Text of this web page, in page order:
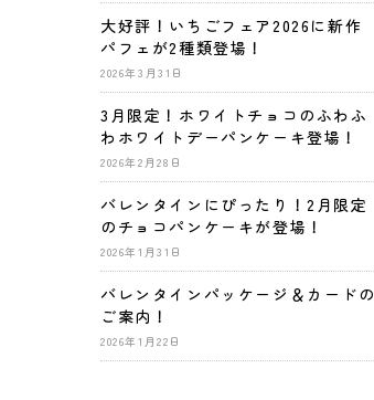
大好評！いちごフェア2026に新作
パフェが2種類登場！
2026年3月31日
3月限定！ホワイトチョコのふわふ
わホワイトデーパンケーキ登場！
2026年2月28日
バレンタインにぴったり！2月限定
のチョコパンケーキが登場！
2026年1月31日
バレンタインパッケージ＆カードの
ご案内！
2026年1月22日